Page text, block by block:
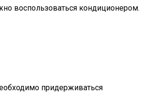
воспользоваться кондиционером.
придерживаться